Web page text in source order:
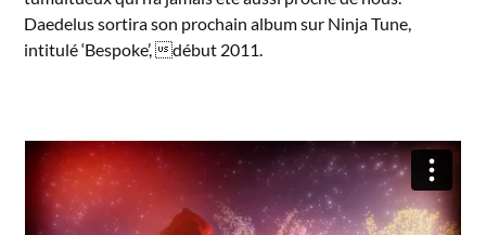
Daedelus sortira son prochain album sur Ninja Tune,
intitulé ‘Bespoke’, début 2011.